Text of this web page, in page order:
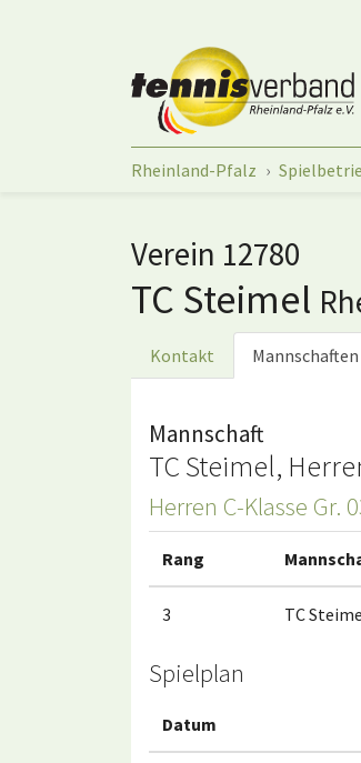
Sie sind hier:
Rheinland-Pfalz
Verein 12780
TC Steimel
Kontakt Mannschaften
Mannschaft
TC Steimel,
Herren C-Klasse Gr.
Rang
3 TC
Spielplan
Datum